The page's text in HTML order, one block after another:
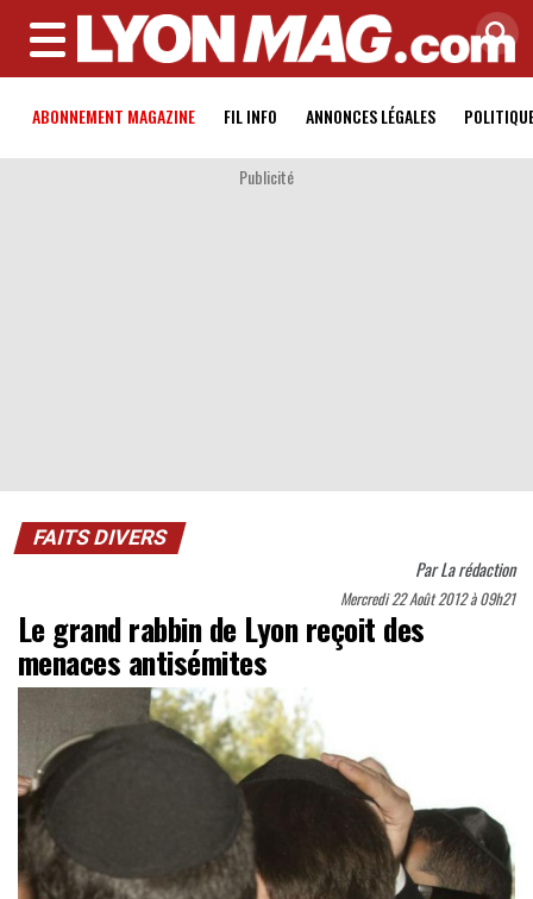
MENU
ABONNEMENT MAGAZINE FIL INFO ANNONCES LÉGALES
Publicité
FAITS DIVERS
ParLa rédaction
Mercredi 22 Août 2012 à 09h21
Le grand rabbin de Lyon reçoit des
menaces antisémites